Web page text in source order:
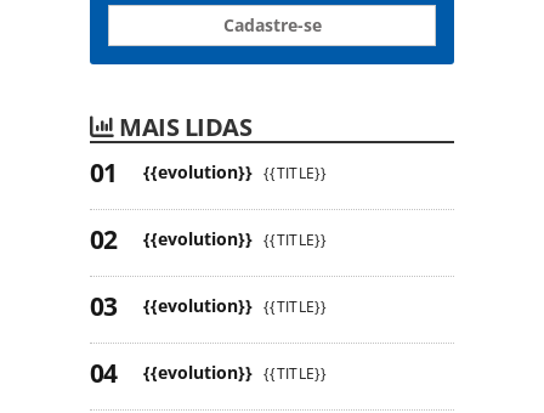
Cadastre-se
MAIS LIDAS
{{evolution}} {{TITLE}}
{{evolution}} {{TITLE}}
{{evolution}} {{TITLE}}
{{evolution}} {{TITLE}}